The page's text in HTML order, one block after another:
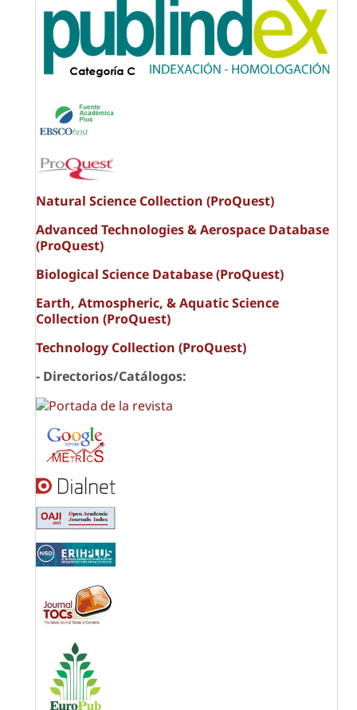
Natural Science Collection (ProQuest)
Advanced Technologies & Aerospace Database
(ProQuest)
Biological Science Database (ProQuest)
Earth, Atmospheric, & Aquatic Science
Collection (ProQuest)
Technology Collection (ProQuest)
- Directorios/Catálogos: